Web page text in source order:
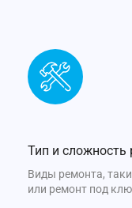
Тип и сложность
Виды ремонта,
или ремонт под